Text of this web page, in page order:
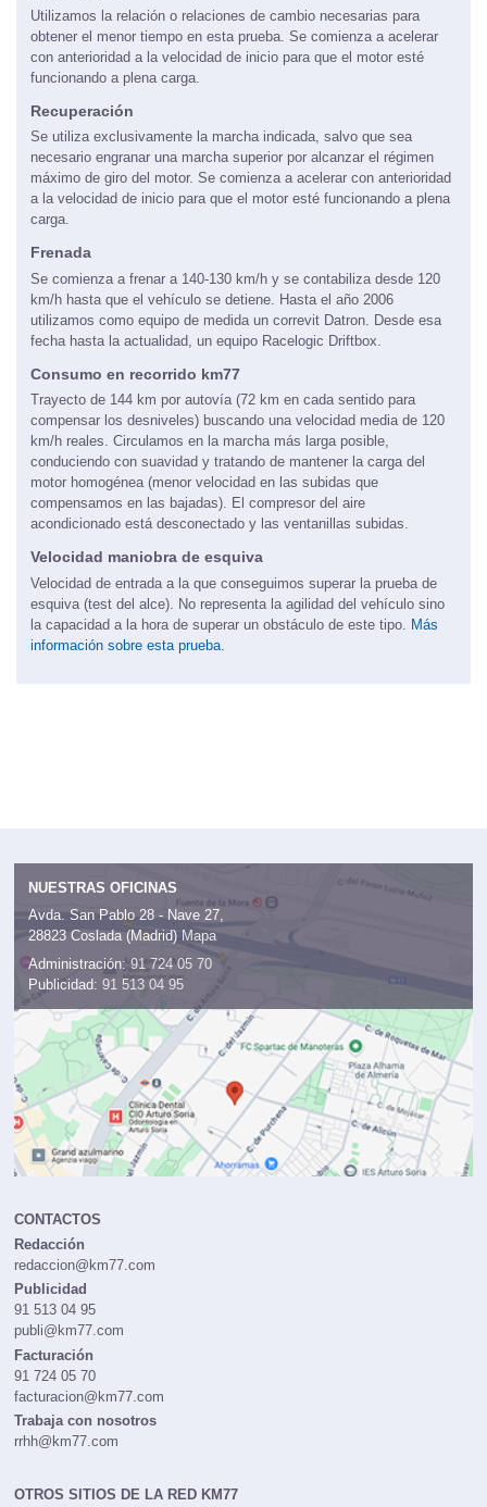
Utilizamos la relación o relaciones de cambio necesarias para
obtener el menor tiempo en esta prueba. Se comienza a acelerar
con anterioridad a la velocidad de inicio para que el motor esté
funcionando a plena carga.
Recuperación
Se utiliza exclusivamente la marcha indicada, salvo que sea
necesario engranar una marcha superior por alcanzar el régimen
máximo de giro del motor. Se comienza a acelerar con anterioridad
a la velocidad de inicio para que el motor esté funcionando a plena
carga.
Frenada
Se comienza a frenar a 140-130 km/h y se contabiliza desde 120
km/h hasta que el vehículo se detiene. Hasta el año 2006
utilizamos como equipo de medida un correvit Datron. Desde esa
fecha hasta la actualidad, un equipo Racelogic Driftbox.
Consumo en recorrido km77
Trayecto de 144 km por autovía (72 km en cada sentido para
compensar los desniveles) buscando una velocidad media de 120
km/h reales. Circulamos en la marcha más larga posible,
conduciendo con suavidad y tratando de mantener la carga del
motor homogénea (menor velocidad en las subidas que
compensamos en las bajadas). El compresor del aire
acondicionado está desconectado y las ventanillas subidas.
Velocidad maniobra de esquiva
Velocidad de entrada a la que conseguimos superar la prueba de
esquiva (test del alce). No representa la agilidad del vehículo sino
la capacidad a la hora de superar un obstáculo de este tipo. Más
información sobre esta prueba.
NUESTRAS OFICINAS
Avda. San Pablo 28 - Nave 27,
28823 Coslada (Madrid) Mapa
Administración: 91 724 05 70
Publicidad: 91 513 04 95
CONTACTOS
Redacción
redaccion@km77.com
Publicidad
91 513 04 95
publi@km77.com
Facturación
91 724 05 70
facturacion@km77.com
Trabaja con nosotros
rrhh@km77.com
OTROS SITIOS DE LA RED KM77